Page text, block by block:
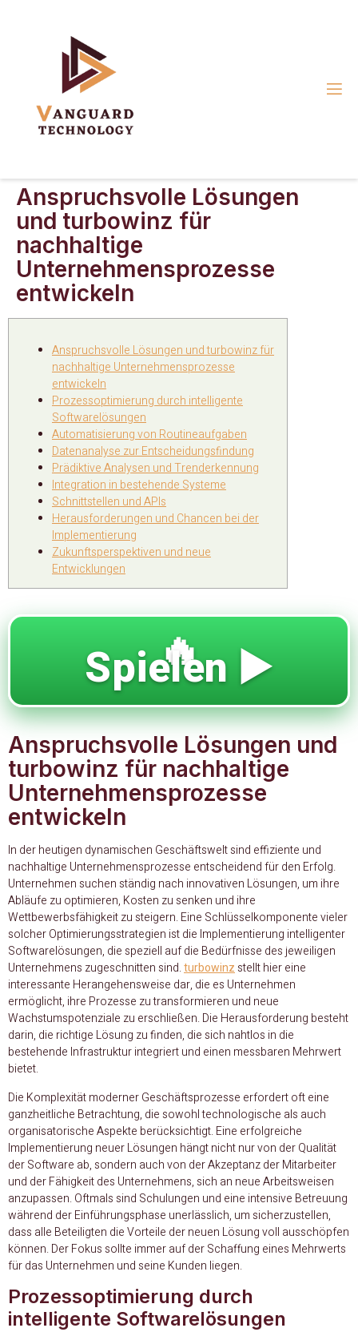
Anspruchsvolle Lösungen
und turbowinz für
nachhaltige
Unternehmensprozesse
entwickeln
Anspruchsvolle Lösungen und turbowinz für
nachhaltige Unternehmensprozesse
entwickeln
Prozessoptimierung durch intelligente
Softwarelösungen
Automatisierung von Routineaufgaben
Datenanalyse zur Entscheidungsfindung
Prädiktive Analysen und Trenderkennung
Integration in bestehende Systeme
Schnittstellen und APIs
Herausforderungen und Chancen bei der
Implementierung
Zukunftsperspektiven und neue
Entwicklungen
🔥
Spielen ▶️
Anspruchsvolle Lösungen und
turbowinz für nachhaltige
Unternehmensprozesse
entwickeln
In der heutigen dynamischen Geschäftswelt sind effiziente und
nachhaltige Unternehmensprozesse entscheidend für den Erfolg.
Unternehmen suchen ständig nach innovativen Lösungen, um ihre
Abläufe zu optimieren, Kosten zu senken und ihre
Wettbewerbsfähigkeit zu steigern. Eine Schlüsselkomponente vieler
solcher Optimierungsstrategien ist die Implementierung intelligenter
Softwarelösungen, die speziell auf die Bedürfnisse des jeweiligen
Unternehmens zugeschnitten sind.turbowinzstellt hier eine
interessante Herangehensweise dar, die es Unternehmen
ermöglicht, ihre Prozesse zu transformieren und neue
Wachstumspotenziale zu erschließen. Die Herausforderung besteht
darin, die richtige Lösung zu finden, die sich nahtlos in die
bestehende Infrastruktur integriert und einen messbaren Mehrwert
bietet.
Die Komplexität moderner Geschäftsprozesse erfordert oft eine
ganzheitliche Betrachtung, die sowohl technologische als auch
organisatorische Aspekte berücksichtigt. Eine erfolgreiche
Implementierung neuer Lösungen hängt nicht nur von der Qualität
der Software ab, sondern auch von der Akzeptanz der Mitarbeiter
und der Fähigkeit des Unternehmens, sich an neue Arbeitsweisen
anzupassen. Oftmals sind Schulungen und eine intensive Betreuung
während der Einführungsphase unerlässlich, um sicherzustellen,
dass alle Beteiligten die Vorteile der neuen Lösung voll ausschöpfen
können. Der Fokus sollte immer auf der Schaffung eines Mehrwerts
für das Unternehmen und seine Kunden liegen.
Prozessoptimierung durch
intelligente Softwarelösungen